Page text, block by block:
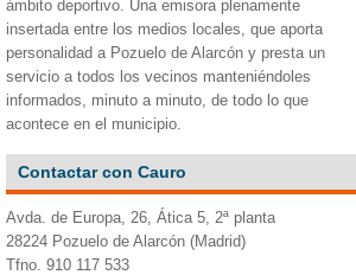
ámbito deportivo. Una emisora plenamente
insertada entre los medios locales, que aporta
personalidad a Pozuelo de Alarcón y presta un
servicio a todos los vecinos manteniéndoles
informados, minuto a minuto, de todo lo que
acontece en el municipio.
Contactar con Cauro
Avda. de Europa, 26, Ática 5, 2ª planta
28224 Pozuelo de Alarcón (Madrid)
Tfno. 910 117 533